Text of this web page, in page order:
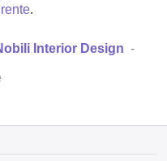
.
Interior Design -